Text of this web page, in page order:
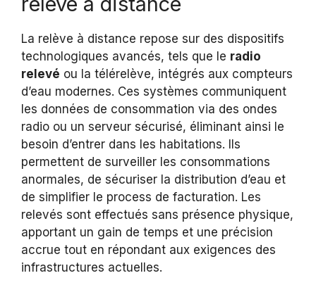
La relève à distance repose sur des dispositifs
technologiques avancés, tels que le radio
relevé ou la télérelève, intégrés aux compteurs
d’eau modernes. Ces systèmes communiquent
les données de consommation via des ondes
radio ou un serveur sécurisé, éliminant ainsi le
besoin d’entrer dans les habitations. Ils
permettent de surveiller les consommations
anormales, de sécuriser la distribution d’eau et
de simplifier le process de facturation. Les
relevés sont effectués sans présence physique,
apportant un gain de temps et une précision
accrue tout en répondant aux exigences des
infrastructures actuelles.